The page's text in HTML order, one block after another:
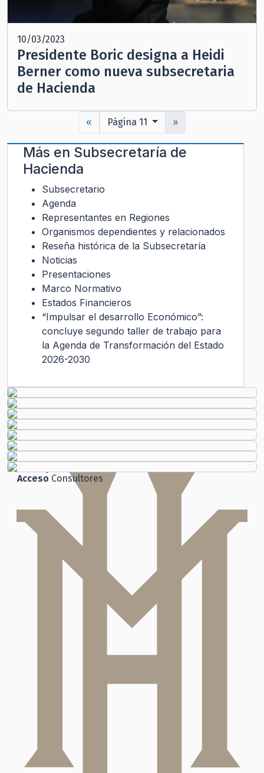
10/03/2023
Presidente Boric designa a Heidi
Berner como nueva subsecretaria
de Hacienda
« Página 11 »
Más en Subsecretaría de
Hacienda
Subsecretario
Agenda
Representantes en Regiones
Organismos dependientes y relacionados
Reseña histórica de la Subsecretaría
Noticias
Presentaciones
Marco Normativo
Estados Financieros
“Impulsar el desarrollo Económico”:
concluye segundo taller de trabajo para
la Agenda de Transformación del Estado
2026-2030
Ley de Transparencia
Histórico
Ley del Lobby
Ley de Transparencia
Acceso Consultores